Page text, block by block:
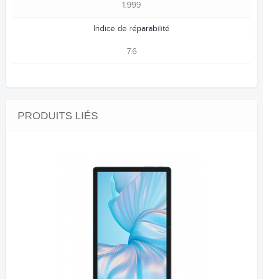
1,999
Indice de réparabilité
7.6
PRODUITS LIÉS